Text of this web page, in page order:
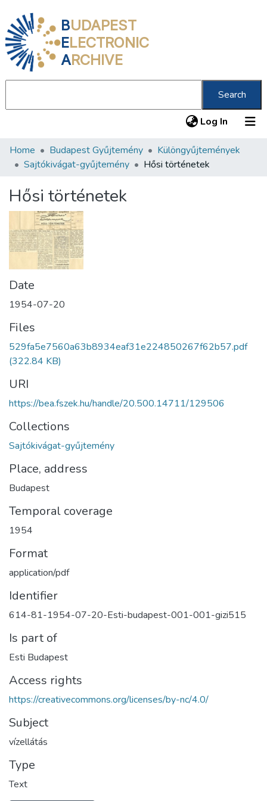
BUDAPEST
ELECTRONIC
ARCHIVE
Search
Log In (current)
Communities & Collections
Statistics
About us
Home Budapest Gyűjtemény
Különgyűjtemények
Sajtókivágat-gyűjtemény
Hősi történetek
Hősi történetek
Date
1954-07-20
Files
529fa5e7560a63b8934eaf31e224850267f62b57.pdf
(322.84 KB)
URI
https://bea.fszek.hu/handle/20.500.14711/129506
Collections
Sajtókivágat-gyűjtemény
Place, address
Budapest
Temporal coverage
1954
Format
application/pdf
Identifier
614-81-1954-07-20-Esti-budapest-001-001-gizi515
Is part of
Esti Budapest
Access rights
https://creativecommons.org/licenses/by-nc/4.0/
Subject
vízellátás
Type
Text